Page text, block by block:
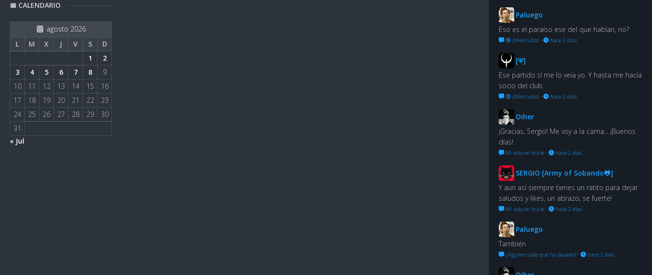
📅 CALENDARIO
agosto 2026
L
M X J V S
D
1
2
3
4 5 6 7 8
9
10
11 12 13 14 15
16
17
18 19 20 21 22
23
24
25 26 27 28 29
30
31
« Jul
Paluego
Eso es el paraíso ese del que hablan, no?
🔞 ¡Miérculos! · hace 2 días
[Ψ]
Ese partido sí me lo veía yo. Y hasta me hacía
socio del club.
🔞 ¡Miérculos! · hace 2 días
Oiher
¡Gracias, Sergio! Me voy a la cama... ¡Buenos
días!
Mi vida en bucle · hace 2 días
SERGIO [Army of Sobando🐸]
Y aun así siempre tienes un ratito para dejar
saludos y likes, un abrazo, se fuerte!
Mi vida en bucle · hace 2 días
Paluego
También
¿Alguien sabe qué ha pasado? · hace 2 días